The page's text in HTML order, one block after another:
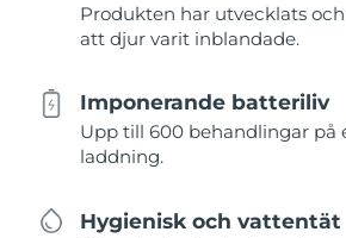
Produkten har utvecklats
att djur varit inblandade.
Imponerande batteriliv
Upp till 600 behandlingar på
laddning.
Hygienisk och vattentät